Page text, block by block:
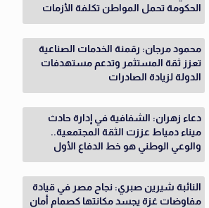
الحكومة تحمل المواطن تكلفة الأزمات
محمود مرجان: رقمنة الخدمات الصناعية
تعزز ثقة المستثمر وتدعم مستهدفات
الدولة لزيادة الصادرات
دعاء زهران: الشفافية في إدارة حادث
ميناء دمياط عززت الثقة المجتمعية..
والوعي الوطني هو خط الدفاع الأول
النائبة شيرين صبري: نجاح مصر في قيادة
مفاوضات غزة يجسد مكانتها كصمام أمان